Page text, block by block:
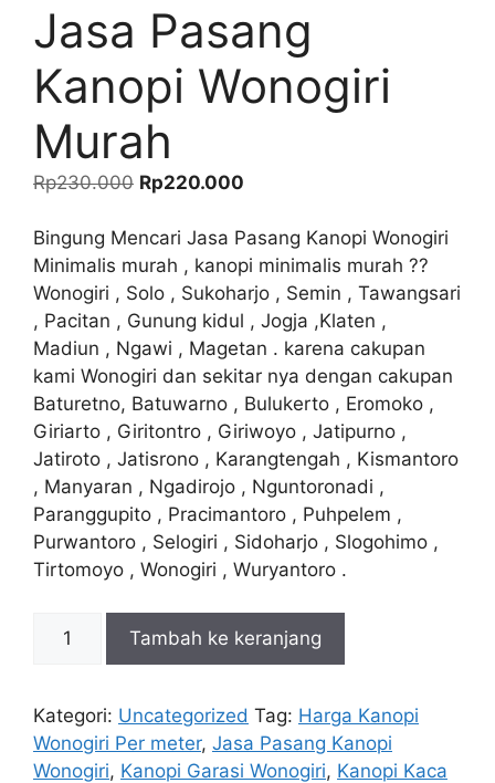
Jasa Pasang
Kanopi Wonogiri
Murah
Rp230.000 Harga
adalah:
Rp230.000.
Rp220.000
ini
adalah:
Rp220.000.
Bingung Mencari Jasa Pasang Kanopi Wonogiri
Minimalis murah , kanopi minimalis murah ??
Wonogiri , Solo , Sukoharjo , Semin , Tawangsari
, Pacitan , Gunung kidul , Jogja ,Klaten ,
Madiun , Ngawi , Magetan . karena cakupan
kami Wonogiri dan sekitar nya dengan cakupan
Baturetno, Batuwarno , Bulukerto , Eromoko ,
Giriarto , Giritontro , Giriwoyo , Jatipurno ,
Jatiroto , Jatisrono , Karangtengah , Kismantoro
, Manyaran , Ngadirojo , Nguntoronadi ,
Paranggupito , Pracimantoro , Puhpelem ,
Purwantoro , Selogiri , Sidoharjo , Slogohimo ,
Tirtomoyo , Wonogiri , Wuryantoro .
Jasa
Kanopi
Wonogiri
Murah
Tambah ke keranjang
Kategori: Uncategorized Tag: Harga Kanopi
Wonogiri Per meter, Jasa Pasang Kanopi
Wonogiri, Kanopi Garasi Wonogiri, Kanopi Kaca